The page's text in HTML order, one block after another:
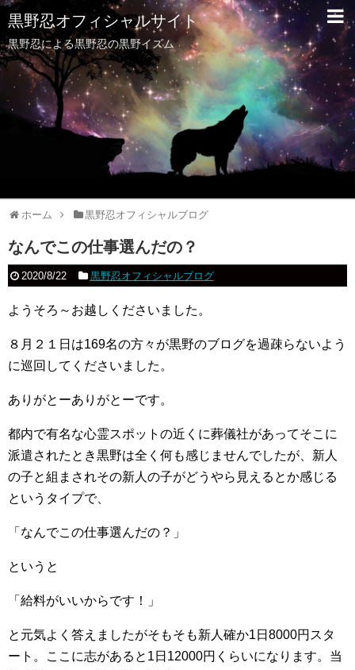
黒野忍オフィシャルサイト
黒野忍による黒野忍の黒野イズム
ホーム 黒野忍オフィシャルブログ
なんでこの仕事選んだの？
2020/8/22 黒野忍オフィシャルブログ
ようそろ～お越しくださいました。
８月２１日は169名の方々が黒野のブログを過疎らないよう
に巡回してくださいました。
ありがとーありがとーです。
都内で有名な心霊スポットの近くに葬儀社があってそこに
派遣されたとき黒野は全く何も感じませんでしたが、新人
の子と組まされその新人の子がどうやら見えるとか感じる
というタイプで、
「なんでこの仕事選んだの？」
というと
「給料がいいからです！」
と元気よく答えましたがそもそも新人確か1日8000円スタ
ート。ここに志があると1日12000円くらいになります。当